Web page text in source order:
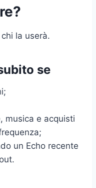
la userà.
se
musica e acquisti
un Echo recente